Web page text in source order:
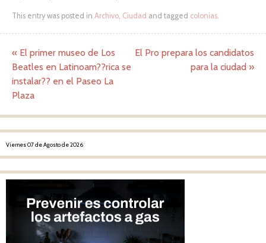
This entry was posted in Archivo, Ciudad and tagged colonias.
Post navigation
« El primer museo de Los
Beatles en Latinoam??rica se
instalar?? en el Paseo La
Plaza
El Pro prepara los candidatos
para la ciudad »
Viernes 07 de Agosto de 2026